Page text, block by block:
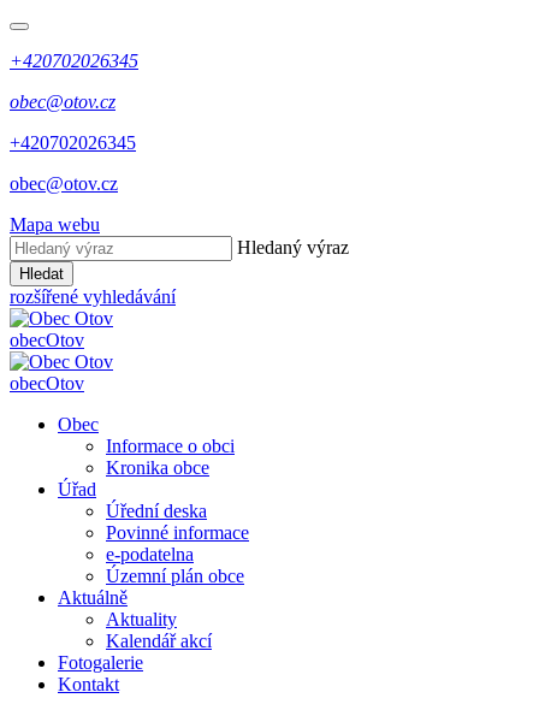
+420702026345
obec@otov.cz
+420702026345
obec@otov.cz
Mapa webu
Hledaný výraz
Hledat
rozšířené vyhledávání
obecOtov
obecOtov
Obec
Informace o obci
Kronika obce
Úřad
Úřední deska
Povinné informace
e-podatelna
Územní plán obce
Aktuálně
Aktuality
Kalendář akcí
Fotogalerie
Kontakt